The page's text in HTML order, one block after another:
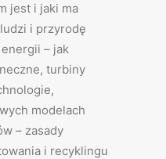
jest i jaki ma
i przyrodę
– jak
turbiny
modelach
– zasady
i recyklingu